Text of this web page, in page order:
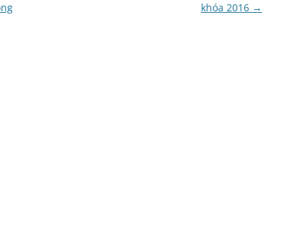
khóa 2016 →